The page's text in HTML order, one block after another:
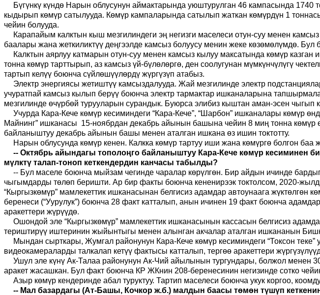
Бүгүнкү күндө Нарын облусунун аймактарында уюштурулган 46 кампасында
кыдырып көмүр сатылууда. Көмүр кампаларында сатылып жаткан көмүрдүн 1
чейин болууда.
Карапайым калктын кыш мезгилиндеги эң негизги маселеси отун-суу менен
баалары жана жеткиликтүү деңгээлде камсыз болуусу менин жеке көзөмөлүмдө. Бул
Калктын аярлуу катмарын отун-сууменен камсыз кылуу максатында көмүр казган
тонна көмүр тарттырып, аз камсыз үй-бүлөлөргө, ден соолугунан мүмкүнчүлүгү
тартып келүү боюнча сүйлөшүүлөрдү жүргүзүп атабыз.
Электр энергиясы жетиштүү камсыздалууда. Жай мезгилинде электр
учуратпай камсыз кылып берүү боюнча электр тармактар ишканаларына
мезгилинде өчүрбөй турууларын сурандык. Буюрса элибиз кыштан аман-эсен чыгып
Учурда Кара-Кече көмүр кесиминдеги “Кара-Кече”, “Шарбон” ишканалары көмүр
Майнинг” ишканасы 15-ноябрдан декабрь айынын башына чейин 8 миң тонна көмүр
байланыштуу декабрь айынын башы менен аталган ишкана өз ишин токтотту.
Нарын облусунда көмүр кенен. Калкка көмүр тартуу иши жана көмүргө болгон баа
-- Октябрь айындагы тополоңго байланыштуу Кара-Кече көмүр кесиминен
мүлктү талап-тоноп кеткендердин канчасы табылды?
-- Бул маселе боюнча мыйзам чегинде чаралар көрүлгөн. Бир айдын ичинде
чыгымдарды төлөп беришти. Ар бир факты боюнча кененирээк токтолсом, 2020-
“Кыргызкөмүр” мамлекеттик ишканасынан белгисиз адамдар автоунаага
беренеси (“Уурулук”) боюнча 28 факт катталып, анын ичинен 19 факт боюнча
аракеттери жүрүүдө.
Ошондой эле “Кыргызкөмүр” мамлекеттик ишканасынын кассасын белгисиз
териштирүү иштеринин жыйынтыгы менен алынган акчалар аталган ишкананын
Мындан сырткары, Жумгал районунун Кара-Кече көмүр кесиминдеги “Токсон теке”
видеокамераларды талкалап кетүү фактысы катталып, тергөө аракеттери
Ушул эле күнү Ак-Талаа районунун Ак-Чий айылынын тургундары, болжол менен
аракет жасашкан. Бул факт боюнча КР ЖКнин 208-беренесинин негизинде сотко
Азыр көмүр кендеринде абал туруктуу. Тартип маселеси боюнча укук коргоо,
-- Мал базардагы (Ат-Башы, Кочкор ж.б.) малдын баасы төмөн түшүп